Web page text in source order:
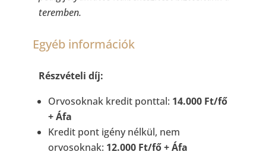
teremben.
Egyéb információk
Részvételi díj:
Orvosoknak kredit ponttal: 14.000 Ft/fő
+ Áfa
Kredit pont igény nélkül, nem
orvosoknak: 12.000 Ft/fő + Áfa